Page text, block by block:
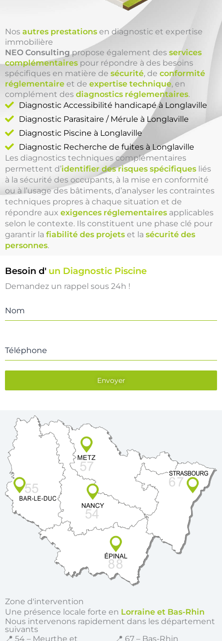
Nos autres prestations en diagnostic et expertise
immobilière
NEO Consultingpropose également des services
complémentaires pour répondre à des besoins
spécifiques en matière de sécurité, de conformité
réglementaire et de expertise technique, en
complément des diagnostics réglementaires.
Diagnostic Accessibilité handicapé à Longlaville
Diagnostic Parasitaire / Mérule à Longlaville
Diagnostic Piscine à Longlaville
Diagnostic Recherche de fuites à Longlaville
Les diagnostics techniques complémentaires
permettent d’identifier des risques spécifiques liés
à la sécurité des occupants, à la mise en conformité
ou à l’usage des bâtiments, d’analyser les contraintes
techniques propres à chaque situation et de
répondre aux exigences réglementaires applicables
selon le contexte. Ils constituent une phase clé pour
garantir la fiabilité des projets et la sécurité des
personnes.
Besoin d' un Diagnostic Piscine
Demandez un rappel sous 24h !
Nom
Téléphone
Envoyer
Zone d'intervention
Une présence locale forte en Lorraine et Bas-Rhin
Nous intervenons rapidement dans les département
suivants
📍 54 – Meurthe et
📍 67 – Bas-Rhin